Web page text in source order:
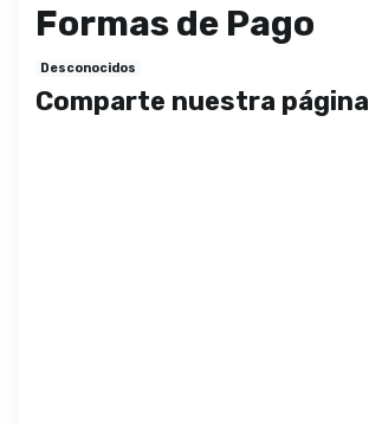
Formas de Pago
Desconocidos
Comparte nuestra página